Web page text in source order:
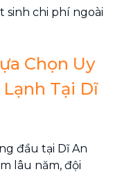
sinh chi phí ngoài
Chọn Uy
Tại Dĩ
đầu tại Dĩ An
lâu năm, đội